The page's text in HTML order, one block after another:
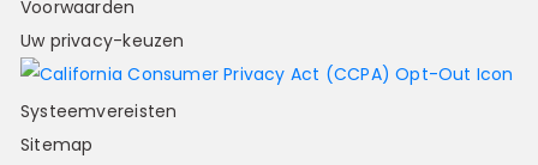
Voorwaarden
Uw privacy-keuzen
Systeemvereisten
Sitemap